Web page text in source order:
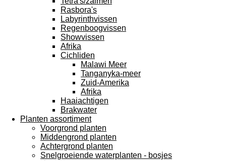
Rasbora's
Labyrinthvissen
Regenboogvissen
Showvissen
Afrika
Cichliden
Malawi Meer
Tanganyka-meer
Zuid-Amerika
Afrika
Haaiachtigen
Brakwater
Planten assortiment
Voorgrond planten
Middengrond planten
Achtergrond planten
Snelgroeiende waterplanten - bosjes